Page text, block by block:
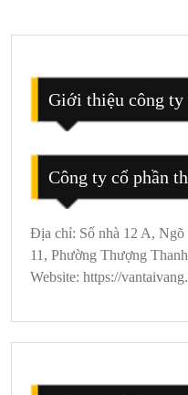
Giới thiệu công ty
Công ty cổ phần
Địa chỉ: Số nhà 12 A,
11, Phường Thượng
Website: https://